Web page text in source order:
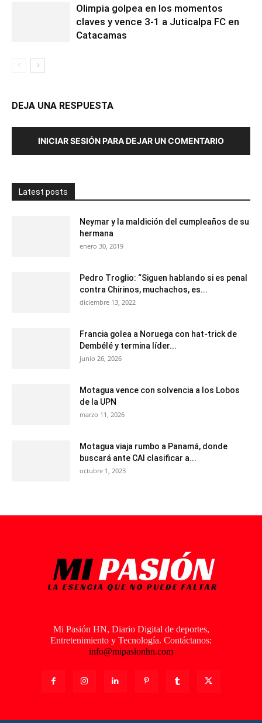
Olimpia golpea en los momentos
claves y vence 3-1 a Juticalpa FC en
Catacamas
DEJA UNA RESPUESTA
INICIAR SESIÓN PARA DEJAR UN COMENTARIO
Latest posts
Neymar y la maldición del cumpleaños de su
hermana
enero 30, 2019
Pedro Troglio: “Siguen hablando si es penal
contra Chirinos, muchachos, es...
diciembre 13, 2022
Francia golea a Noruega con hat-trick de
Dembélé y termina líder...
junio 26, 2026
Motagua vence con solvencia a los Lobos
de la UPN
marzo 11, 2026
Motagua viaja rumbo a Panamá, donde
buscará ante CAI clasificar a...
octubre 1, 2023
Mi Pasión HN, Diario Digital de deportes,
Entretenimiento y Tecnología. Contáctanos:
info@mipasionhn.com